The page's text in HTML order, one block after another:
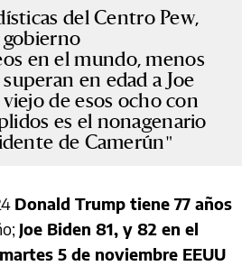
del Centro Pew,
gobierno
en el mundo, menos
en edad a Joe
de esos ocho con
es el nonagenario
de Camerún
Donald Trump tiene 77 años
Joe Biden 81, y 82 en el
martes 5 de noviembre EEUU